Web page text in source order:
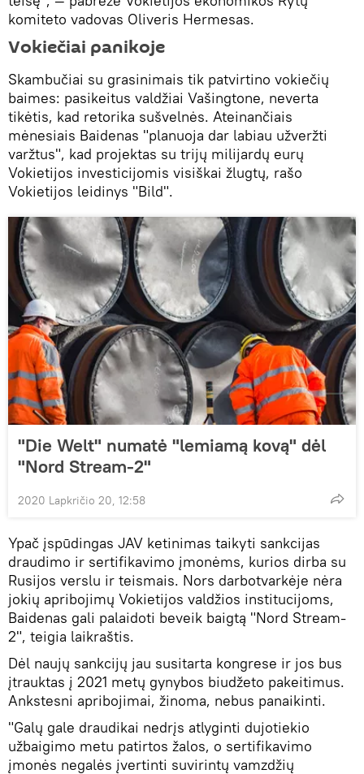
komiteto vadovas Oliveris Hermesas.
Vokiečiai panikoje
Skambučiai su grasinimais tik patvirtino vokiečių
baimes: pasikeitus valdžiai Vašingtone, neverta
tikėtis, kad retorika sušvelnės. Ateinančiais
mėnesiais Baidenas "planuoja dar labiau užveržti
varžtus", kad projektas su trijų milijardų eurų
Vokietijos investicijomis visiškai žlugtų, rašo
Vokietijos leidinys "Bild".
"Die Welt" numatė "lemiamą kovą" dėl
"Nord Stream-2"
2020 Lapkričio 20, 12:58
Ypač įspūdingas JAV ketinimas taikyti sankcijas
draudimo ir sertifikavimo įmonėms, kurios dirba su
Rusijos verslu ir teismais. Nors darbotvarkėje nėra
jokių apribojimų Vokietijos valdžios institucijoms,
Baidenas gali palaidoti beveik baigtą "Nord Stream-
2", teigia laikraštis.
Dėl naujų sankcijų jau susitarta kongrese ir jos bus
įtrauktas į 2021 metų gynybos biudžeto pakeitimus.
Ankstesni apribojimai, žinoma, nebus panaikinti.
"Galų gale draudikai nedrįs atlyginti dujotiekio
užbaigimo metu patirtos žalos, o sertifikavimo
įmonės negalės įvertinti suvirintų vamzdžių